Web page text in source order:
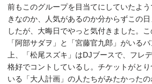
前もこのグループを目当てにしていたよ
きなのか、人気があるのか分からずこの
したが、大晦日でやっと気付きました。こ
「阿部サダヲ」と「宮藤官九郎」がいる
上、「松尾スズキ」はDJブースで、フレ
格好でコントしているし。チケットがと
いる「大人計画」の人たちがみたかったの